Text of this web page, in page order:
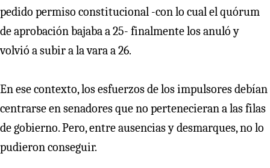
pedido permiso constitucional -con lo cual el quórum
de aprobación bajaba a 25- finalmente los anuló y
volvió a subir a la vara a 26.
En ese contexto, los esfuerzos de los impulsores debían
centrarse en senadores que no pertenecieran a las filas
de gobierno. Pero, entre ausencias y desmarques, no lo
pudieron conseguir.